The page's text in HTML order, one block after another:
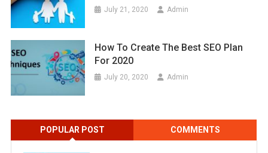
July 21, 2020 Admin
How To Create The Best SEO Plan
For 2020
July 20, 2020 Admin
POPULAR POST COMMENTS